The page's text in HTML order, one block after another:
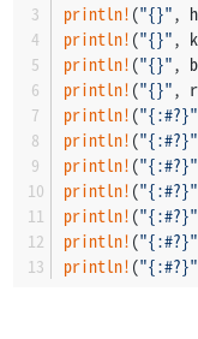
println! ("{}",
println! ("{}",
println! ("{}",
println! ("{}",
println! ("{:#?}"
println! ("{:#?}"
println! ("{:#?}"
println! ("{:#?}"
println! ("{:#?}"
println! ("{:#?}"
println! ("{:#?}"